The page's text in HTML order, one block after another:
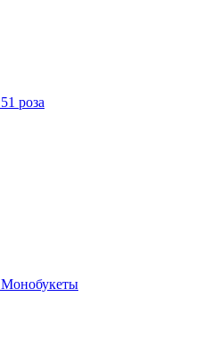
51 роза
Монобукеты